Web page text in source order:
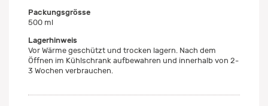
Packungsgrösse
500 ml
Lagerhinweis
Vor Wärme geschützt und trocken lagern. Nach dem
Öffnen im Kühlschrank aufbewahren und innerhalb von 2-
3 Wochen verbrauchen.